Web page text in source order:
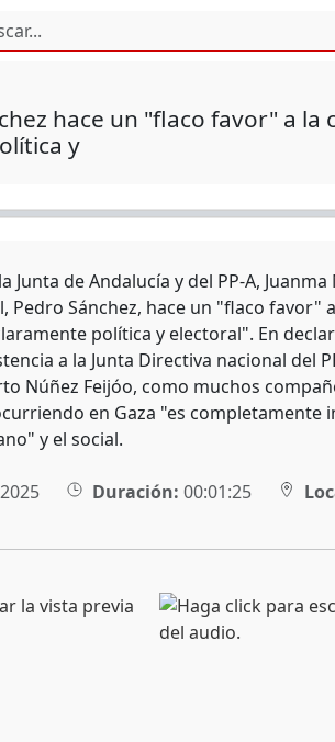
hace un "flaco favor" a la
y
Junta de Andalucía y del PP-A,
Pedro Sánchez, hace un "flaco
política y electoral". En
a la Junta Directiva nacional del
Núñez Feijóo, como muchos
en Gaza "es
y el social.
Duración: 00:01:25